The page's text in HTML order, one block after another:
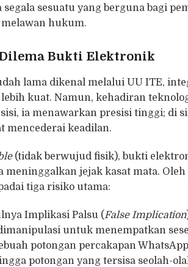
sesuatu yang berguna bagi
hukum.
Dilema Bukti Elektronik
lama dikenal melalui UU ITE,
kuat. Namun, kehadiran
ia menawarkan presisi tinggi; di
mencederai keadilan.
(tidak berwujud fisik), bukti
meninggalkan jejak kasat mata.
tiga risiko utama:
Implikasi Palsu (False Implication
untuk menempatkan
potongan percakapan
potongan yang tersisa seolah-